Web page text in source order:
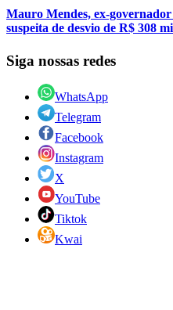
Mauro Mendes, ex-
suspeita de desvio de R$ 308
Siga nossas redes
WhatsApp
Telegram
Facebook
Instagram
X
YouTube
Tiktok
Kwai